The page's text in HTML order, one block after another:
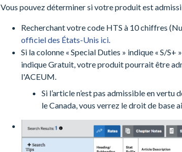
Vous pouvez déterminer si votre produit est
Recherchant votre code HTS à 10 chiffres
officiel des États-Unis ici.
Si la colonne « Special Duties » indique « S/
indique Gratuit, votre produit pourrait être
l'ACEUM.
Si l’article n’est pas admissible en vertu
le Canada, vous verrez le droit de base